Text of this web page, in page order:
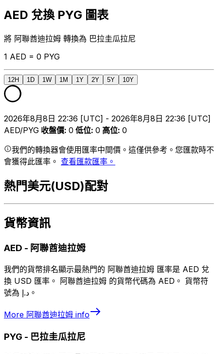
AED 兌換 PYG 圖表
將 阿聯酋迪拉姆 轉換為 巴拉圭瓜拉尼
1 AED = 0 PYG
12H 1D 1W 1M 1Y 2Y 5Y 10Y
2026年8月8日 22:36 [UTC] - 2026年8月8日 22:36 [UTC]
AED/PYG 收盤價: 0 低位: 0 高位: 0
我們的轉換器會使用匯率中間價。這僅供參考。您匯款時不
會獲得此匯率。 查看匯款匯率。
熱門美元(USD)配對
貨幣資訊
AED - 阿聯酋迪拉姆
我們的貨幣排名顯示最熱門的 阿聯酋迪拉姆 匯率是 AED 兌
換 USD 匯率。 阿聯酋迪拉姆 的貨幣代碼為 AED。 貨幣符
號為 د.إ。
More 阿聯酋迪拉姆 info
PYG - 巴拉圭瓜拉尼